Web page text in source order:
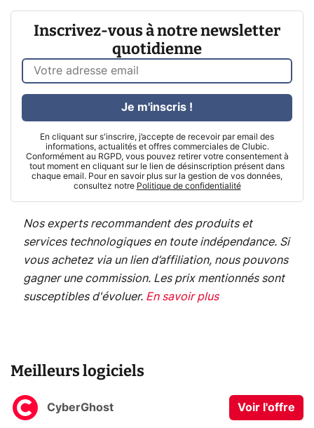
Inscrivez-vous à notre newsletter
quotidienne
En cliquant sur s'inscrire, j’accepte de recevoir par email des
informations, actualités et offres commerciales de Clubic.
Conformément au RGPD, vous pouvez retirer votre consentement à
tout moment en cliquant sur le lien de désinscription présent dans
chaque email. Pour en savoir plus sur la gestion de vos données,
consultez notre Politique de confidentialité
Je m'inscris !
Nos experts recommandent des produits et
services technologiques en toute indépendance. Si
vous achetez via un lien d’affiliation, nous pouvons
gagner une commission. Les prix mentionnés sont
susceptibles d'évoluer. En savoir plus
Meilleurs logiciels
CyberGhost Voir l'offre